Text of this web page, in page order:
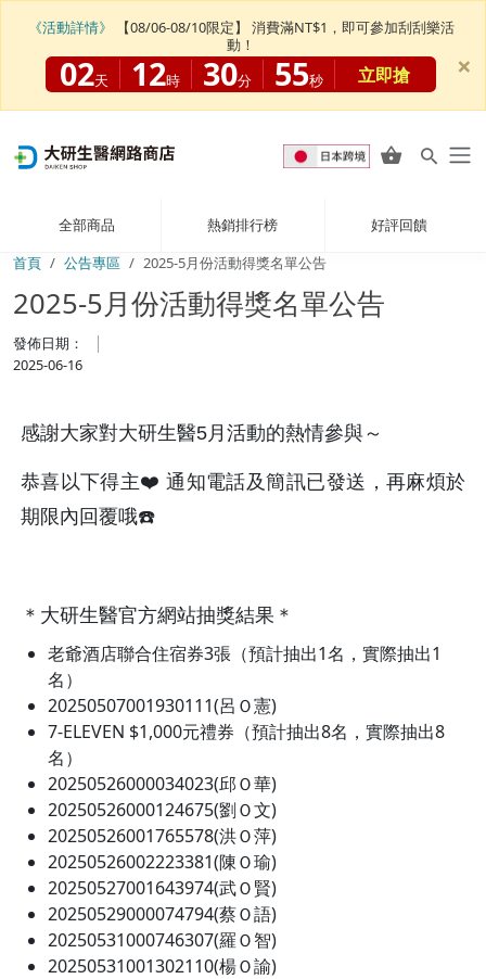
全部商品 熱銷排行榜
好評回饋
首頁
公告專區 2025-5月份活動得獎名單公告
2025-5月份活動得獎名單公告
發佈日期：
2025-06-16
感謝大家對大研生醫5月活動的熱情參與～
恭喜以下得主❤️ 通知電話及簡訊已發送，再麻煩於
期限內回覆哦☎️
＊大研生醫官方網站抽獎結果＊
老爺酒店聯合住宿券3張（預計抽出1名，實際抽出1
名）
20250507001930111(呂Ｏ憲)
7-ELEVEN $1,000元禮券（預計抽出8名，實際抽出8
名）
20250526000034023(邱Ｏ華)
20250526000124675(劉Ｏ文)
20250526001765578(洪Ｏ萍)
20250526002223381(陳Ｏ瑜)
20250527001643974(武Ｏ賢)
20250529000074794(蔡Ｏ語)
20250531000746307(羅Ｏ智)
20250531001302110(楊Ｏ諭)
《活動詳情》
【08/06-08/10限定】 消費滿NT$1，即可參加刮刮樂活
動！
02天 12時 30分 55秒 立即搶 ×